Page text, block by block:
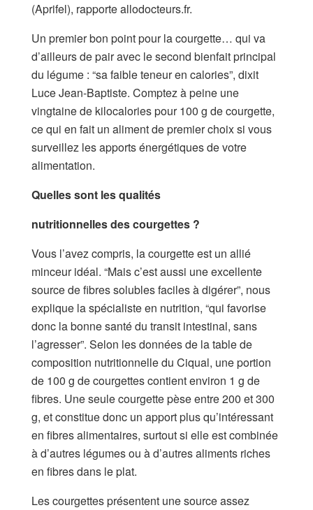
(Aprifel), rapporte allodocteurs.fr.
Un premier bon point pour la courgette… qui va
d’ailleurs de pair avec le second bienfait principal
du légume : “sa faible teneur en calories”, dixit
Luce Jean-Baptiste. Comptez à peine une
vingtaine de kilocalories pour 100 g de courgette,
ce qui en fait un aliment de premier choix si vous
surveillez les apports énergétiques de votre
alimentation.
Quelles sont les qualités
nutritionnelles des courgettes ?
Vous l’avez compris, la courgette est un allié
minceur idéal. “Mais c’est aussi une excellente
source de fibres solubles faciles à digérer”, nous
explique la spécialiste en nutrition, “qui favorise
donc la bonne santé du transit intestinal, sans
l’agresser”. Selon les données de la table de
composition nutritionnelle du Ciqual, une portion
de 100 g de courgettes contient environ 1 g de
fibres. Une seule courgette pèse entre 200 et 300
g, et constitue donc un apport plus qu’intéressant
en fibres alimentaires, surtout si elle est combinée
à d’autres légumes ou à d’autres aliments riches
en fibres dans le plat.
Les courgettes présentent une source assez